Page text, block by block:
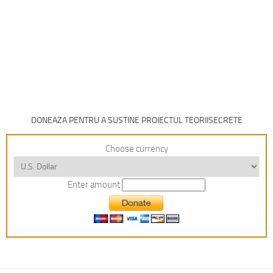
DONEAZA PENTRU A SUSTINE PROIECTUL TEORIISECRETE
Choose currency
Enter amount